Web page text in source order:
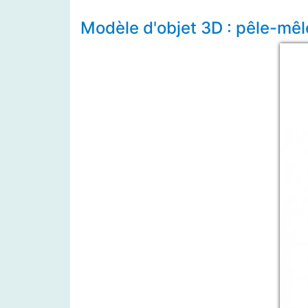
Modèle d'objet 3D : pêle-